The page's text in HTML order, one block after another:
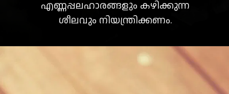
എണ്ണപ്പലഹാരങ്ങളും കഴിക്കുന്ന
ശീലവും നിയന്ത്രിക്കണം.